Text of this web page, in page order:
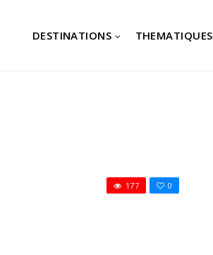
DESTINATIONS THEMATIQUES
0
177